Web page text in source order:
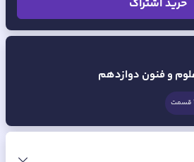
خرید اشتراک
و فنون دوازدهم
قسمت